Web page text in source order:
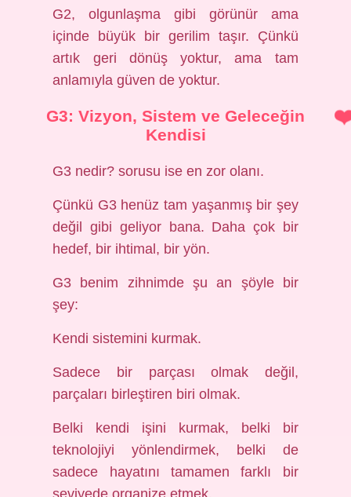
G2, olgunlaşma gibi görünür ama
içinde büyük bir gerilim taşır. Çünkü
artık geri dönüş yoktur, ama tam
anlamıyla güven de yoktur.
G3: Vizyon, Sistem ve Geleceğin
Kendisi
G3 nedir? sorusu ise en zor olanı.
Çünkü G3 henüz tam yaşanmış bir şey
değil gibi geliyor bana. Daha çok bir
hedef, bir ihtimal, bir yön.
G3 benim zihnimde şu an şöyle bir
şey:
Kendi sistemini kurmak.
Sadece bir parçası olmak değil,
parçaları birleştiren biri olmak.
Belki kendi işini kurmak, belki bir
teknolojiyi yönlendirmek, belki de
sadece hayatını tamamen farklı bir
seviyede organize etmek.